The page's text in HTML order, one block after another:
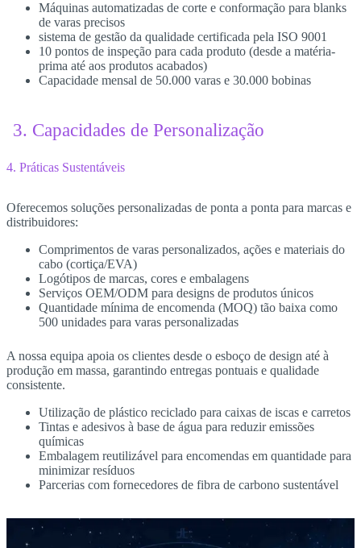
Máquinas automatizadas de corte e conformação para blanks
de varas precisos
sistema de gestão da qualidade certificada pela ISO 9001
10 pontos de inspeção para cada produto (desde a matéria-
prima até aos produtos acabados)
Capacidade mensal de 50.000 varas e 30.000 bobinas
3. Capacidades de Personalização
4. Práticas Sustentáveis
Oferecemos soluções personalizadas de ponta a ponta para marcas e
distribuidores:
Comprimentos de varas personalizados, ações e materiais do
cabo (cortiça/EVA)
Logótipos de marcas, cores e embalagens
Serviços OEM/ODM para designs de produtos únicos
Quantidade mínima de encomenda (MOQ) tão baixa como
500 unidades para varas personalizadas
A nossa equipa apoia os clientes desde o esboço de design até à
produção em massa, garantindo entregas pontuais e qualidade
consistente.
Utilização de plástico reciclado para caixas de iscas e carretos
Tintas e adesivos à base de água para reduzir emissões
químicas
Embalagem reutilizável para encomendas em quantidade para
minimizar resíduos
Parcerias com fornecedores de fibra de carbono sustentável